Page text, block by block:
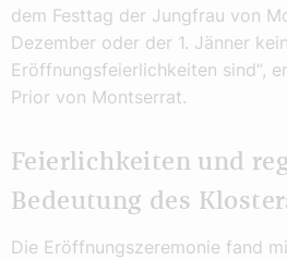
dem Festtag der Jungfrau von
Dezember oder der 1. Jänner
Eröffnungsfeierlichkeiten sind“,
Prior von Montserrat.
Feierlichkeiten und
Bedeutung des
Die Eröffnungszeremonie fand